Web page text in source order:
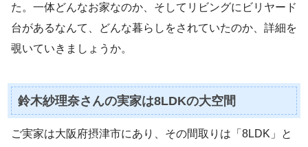
た。一体どんなお家なのか、そしてリビングにビリヤード
台があるなんて、どんな暮らしをされていたのか、詳細を
覗いていきましょうか。
鈴木紗理奈さんの実家は8LDKの大空間
ご実家は大阪府摂津市にあり、その間取りは「8LDK」と